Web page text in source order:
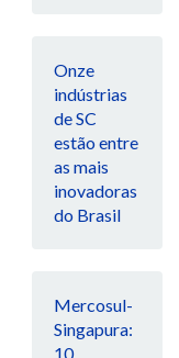
Onze
indústrias
de SC
estão entre
as mais
inovadoras
do Brasil
Mercosul-
Singapura:
10